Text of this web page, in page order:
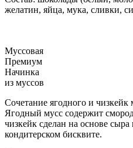
желатин, яйца, мука, сливки,
Муссовая
Премиум
Начинка
из муссов
Сочетание ягодного и чизкейк
Ягодный мусс содержит
чизкейк сделан на основе
кондитерском бисквите.